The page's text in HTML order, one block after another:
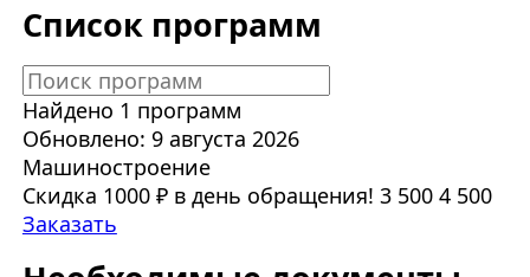
Список программ
Найдено 1 программ
Обновлено: 9 августа 2026
Машиностроение
Скидка 1000 ₽ в день обращения! 3 500 4 500
Заказать